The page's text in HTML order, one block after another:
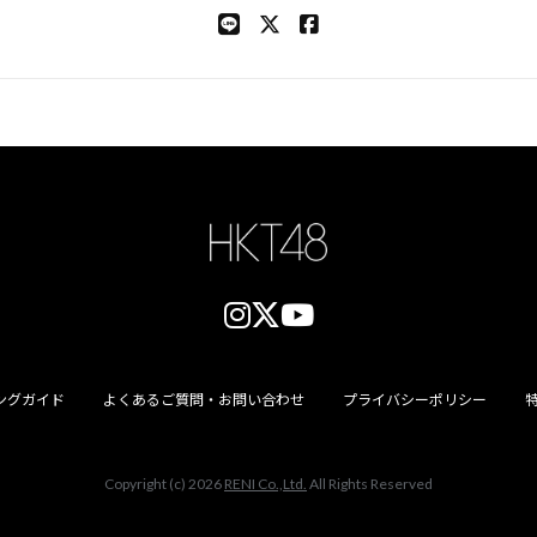
グガイド よくあるご質問・お問い合わせ プライバシーポリシー
Copyright (c) 2026 RENI Co.,Ltd. All Rights Reserved